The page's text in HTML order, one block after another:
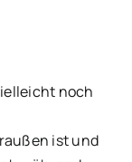
noch
ist und